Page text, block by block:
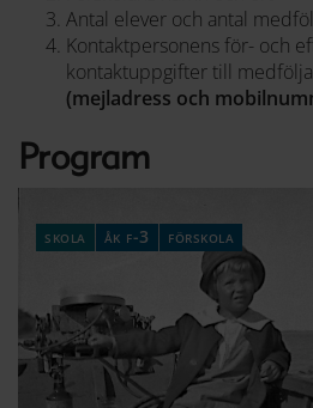
Antal elever och antal
Kontaktpersonens för- och
kontaktuppgifter till
(mejladress och
Program
skola åk f-3 förskola